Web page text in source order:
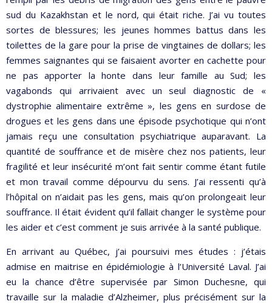
sud du Kazakhstan et le nord, qui était riche. J’ai vu toutes
sortes de blessures; les jeunes hommes battus dans les
toilettes de la gare pour la prise de vingtaines de dollars; les
femmes saignantes qui se faisaient avorter en cachette pour
ne pas apporter la honte dans leur famille au Sud; les
vagabonds qui arrivaient avec un seul diagnostic de «
dystrophie alimentaire extrême », les gens en surdose de
drogues et les gens dans une épisode psychotique qui n’ont
jamais reçu une consultation psychiatrique auparavant. La
quantité de souffrance et de misère chez nos patients, leur
fragilité et leur insécurité m’ont fait sentir comme étant futile
et mon travail comme dépourvu du sens. J’ai ressenti qu’à
l’hôpital on n’aidait pas les gens, mais qu’on prolongeait leur
souffrance. Il était évident qu’il fallait changer le système pour
les aider et c’est comment je suis arrivée à la santé publique.
En arrivant au Québec, j’ai poursuivi mes études : j’étais
admise en maitrise en épidémiologie à l’Université Laval. J’ai
eu la chance d’être supervisée par Simon Duchesne, qui
travaille sur la maladie d’Alzheimer, plus précisément sur la